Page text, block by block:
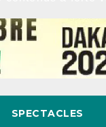
SPECTACLES